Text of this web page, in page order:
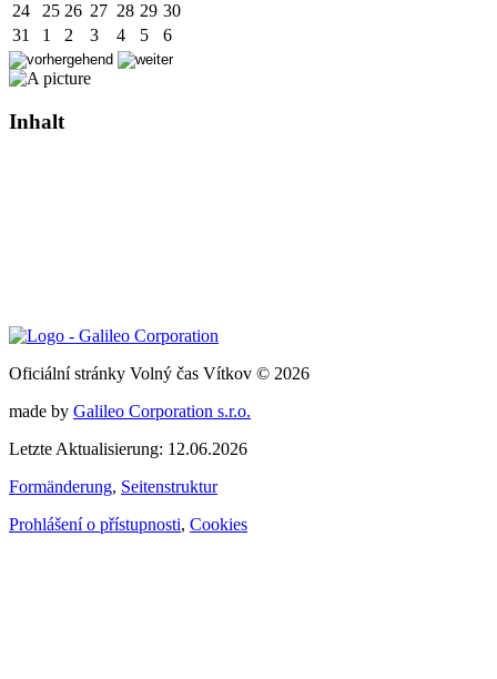
24
25 26 27 28 29 30
31
1 2 3 4 5 6
Inhalt
Oficiální stránky Volný čas Vítkov © 2026
made by Galileo Corporation s.r.o.
Letzte Aktualisierung: 12.06.2026
Formänderung, Seitenstruktur
Prohlášení o přístupnosti, Cookies